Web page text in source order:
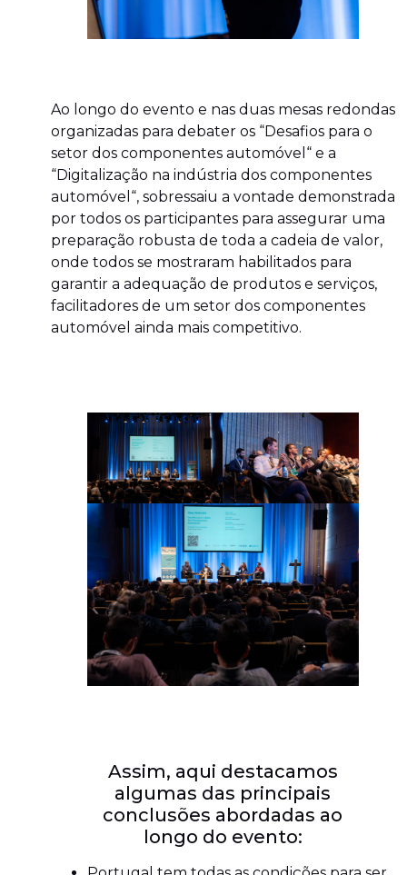
Ao longo do evento e nas duas mesas redondas
organizadas para debater os “Desafios para o
setor dos componentes automóvel“ e a
“Digitalização na indústria dos componentes
automóvel“, sobressaiu a vontade demonstrada
por todos os participantes para assegurar uma
preparação robusta de toda a cadeia de valor,
onde todos se mostraram habilitados para
garantir a adequação de produtos e serviços,
facilitadores de um setor dos componentes
automóvel ainda mais competitivo.
Assim, aqui destacamos
algumas das principais
conclusões abordadas ao
longo do evento: